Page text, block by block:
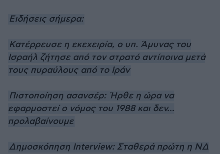
Ειδήσεις σήμερα:
Κατέρρευσε η εκεχειρία, ο υπ. Άμυνας του
Ισραήλ ζήτησε από τον στρατό αντίποινα μετά
τους πυραύλους από το Ιράν
Πιστοποίηση ασανσέρ: Ήρθε η ώρα να
εφαρμοστεί ο νόμος του 1988 και δεν...
προλαβαίνουμε
Δημοσκόπηση Interview: Σταθερά πρώτη η ΝΔ